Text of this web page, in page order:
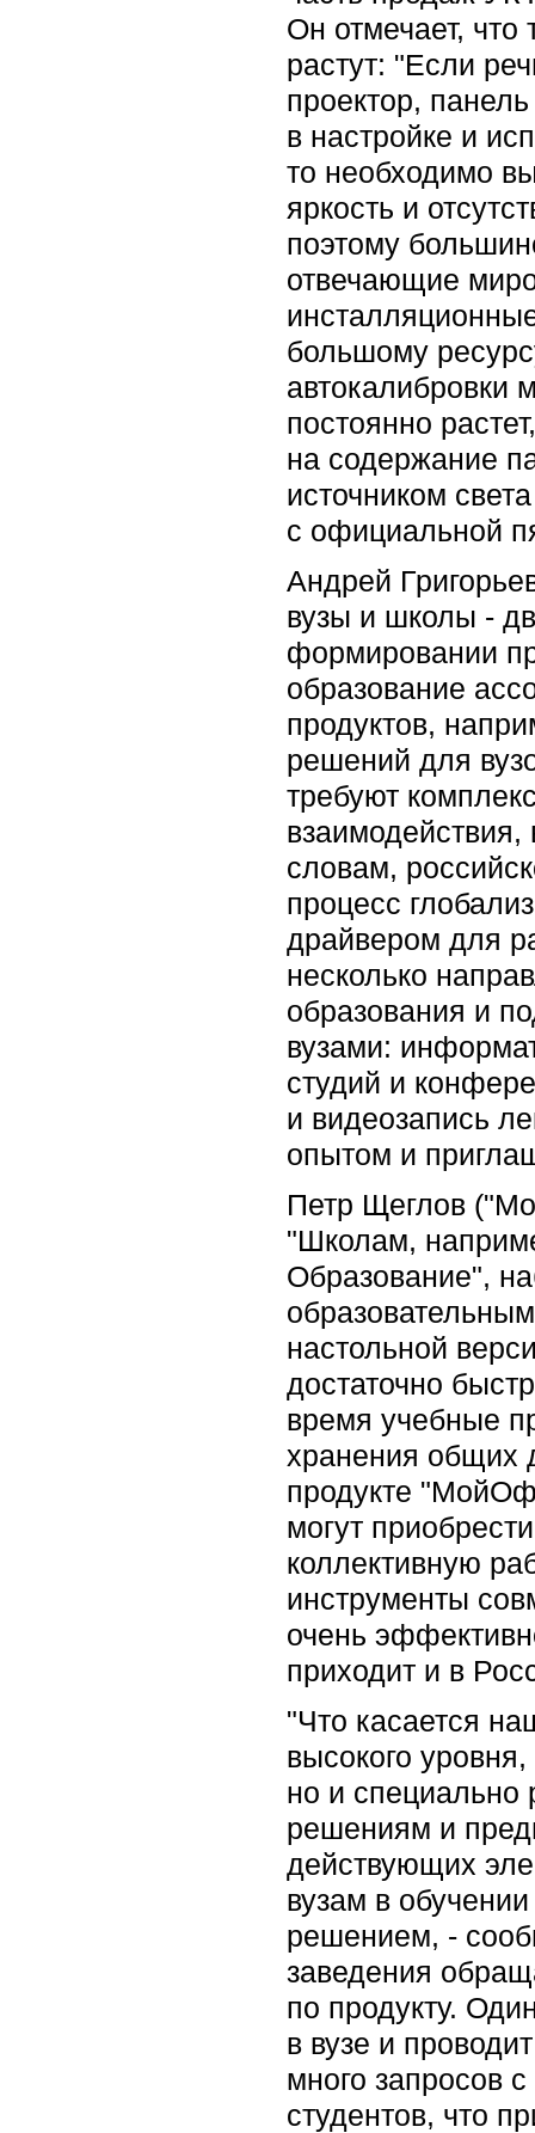
Он отмечает, что
растут: "Если
проектор,
в настройке и
то необходимо
яркость и
поэтому
отвечающие
большому
автокалибровки
постоянно
на содержание
источником
с официальной
Андрей
вузы и школы -
формировании
образование
продуктов,
решений для
требуют
словам,
процесс
драйвером для
несколько
образования и
вузами:
студий и
и видеозапись
опытом и
Петр Щеглов
"Школам,
Образование",
настольной
достаточно
время учебные
хранения общих
продукте
могут
коллективную
инструменты
очень
приходит и в
"Что касается
высокого
но и специально
решениям и
действующих
вузам в
решением, -
заведения
по продукту.
в вузе и
много запросов
студентов, что